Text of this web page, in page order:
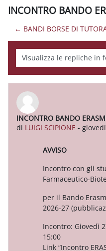
INCONTRO BANDO
← BANDI BORSE DI
Modalità visualizzazione
INCONTRO BANDO
di LUIGI SCIPIONE -
Numero di risposte: 0
AVVISO
Incontro con gli
Farmaceutico-
per il Bando
2026-27
Incontro: Giovedì
15:00
Link “Incontro